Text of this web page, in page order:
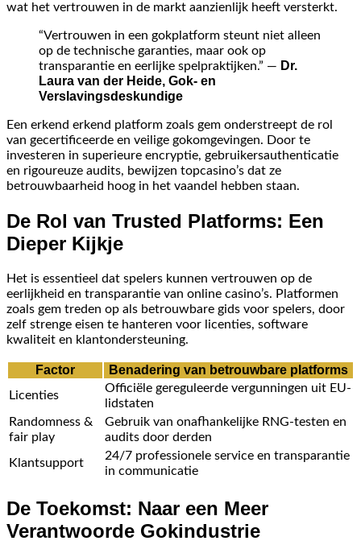
wat het vertrouwen in de markt aanzienlijk heeft versterkt.
“Vertrouwen in een gokplatform steunt niet alleen
op de technische garanties, maar ook op
transparantie en eerlijke spelpraktijken.” — Dr.
Laura van der Heide, Gok- en
Verslavingsdeskundige
Een erkend erkend platform zoals gem onderstreept de rol
van gecertificeerde en veilige gokomgevingen. Door te
investeren in superieure encryptie, gebruikersauthenticatie
en rigoureuze audits, bewijzen topcasino’s dat ze
betrouwbaarheid hoog in het vaandel hebben staan.
De Rol van Trusted Platforms: Een
Dieper Kijkje
Het is essentieel dat spelers kunnen vertrouwen op de
eerlijkheid en transparantie van online casino’s. Platformen
zoals gem treden op als betrouwbare gids voor spelers, door
zelf strenge eisen te hanteren voor licenties, software
kwaliteit en klantondersteuning.
Factor Benadering van betrouwbare platforms
Licenties
Officiële gereguleerde vergunningen uit EU-
lidstaten
Randomness &
fair play
Gebruik van onafhankelijke RNG-testen en
audits door derden
Klantsupport
24/7 professionele service en transparantie
in communicatie
De Toekomst: Naar een Meer
Verantwoorde Gokindustrie